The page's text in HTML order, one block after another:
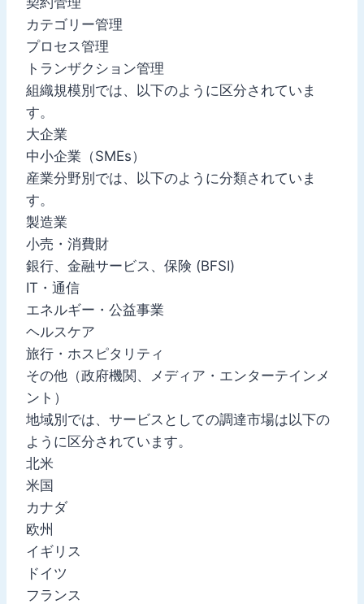
カテゴリー管理
プロセス管理
トランザクション管理
組織規模別では、以下のように区分されていま
す。
大企業
中小企業（SMEs）
産業分野別では、以下のように分類されていま
す。
製造業
小売・消費財
銀行、金融サービス、保険 (BFSI)
IT・通信
エネルギー・公益事業
ヘルスケア
旅行・ホスピタリティ
その他（政府機関、メディア・エンターテインメ
ント）
地域別では、サービスとしての調達市場は以下の
ように区分されています。
北米
米国
カナダ
欧州
イギリス
ドイツ
フランス